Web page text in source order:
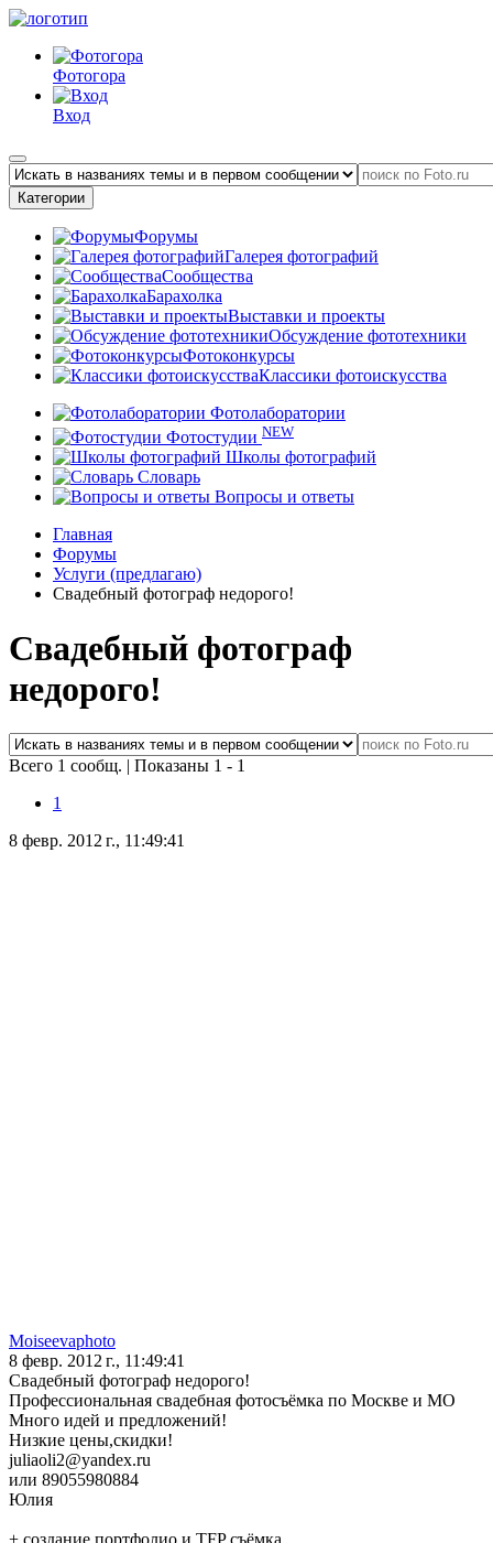
Фотогора
Вход
Категории
Форумы
Галерея фотографий
Сообщества
Барахолка
Выставки и проекты
Обсуждение фототехники
Фотоконкурсы
Классики фотоискусства
Фотолаборатории
Фотостудии NEW
Школы фотографий
Словарь
Вопросы и ответы
Главная
Форумы
Услуги (предлагаю)
Свадебный фотограф недорого!
Свадебный фотограф
недорого!
Всего 1 сообщ. | Показаны 1 - 1
1
8 февр. 2012 г., 11:49:41
Moiseevaphoto
8 февр. 2012 г., 11:49:41
Свадебный фотограф недорого!
Профессиональная свадебная фотосъёмка по Москве и МО
Много идей и предложений!
Низкие цены,скидки!
juliaoli2@yandex.ru
или 89055980884
Юлия